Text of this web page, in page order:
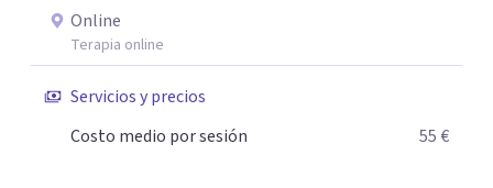
en tratamiento de depresiones, ansiedad, fobias,
adicciones, duelos, conflictos de pareja.
Online
Terapia online
Servicios y precios
Costo medio por sesión
55 €